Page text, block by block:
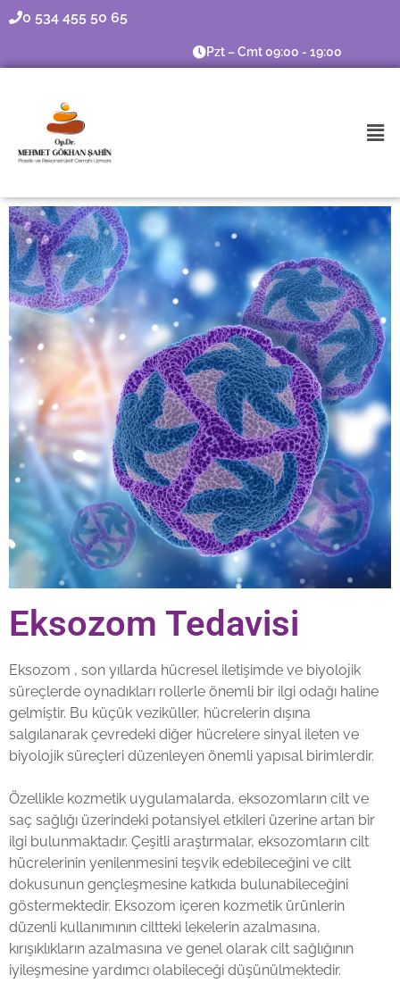
0 534 455 50 65
Pzt – Cmt 09:00 - 19:00
Eksozom Tedavisi
Eksozom , son yıllarda hücresel iletişimde ve biyolojik
süreçlerde oynadıkları rollerle önemli bir ilgi odağı haline
gelmiştir. Bu küçük veziküller, hücrelerin dışına
salgılanarak çevredeki diğer hücrelere sinyal ileten ve
biyolojik süreçleri düzenleyen önemli yapısal birimlerdir.
Özellikle kozmetik uygulamalarda, eksozomların cilt ve
saç sağlığı üzerindeki potansiyel etkileri üzerine artan bir
ilgi bulunmaktadır. Çeşitli araştırmalar, eksozomların cilt
hücrelerinin yenilenmesini teşvik edebileceğini ve cilt
dokusunun gençleşmesine katkıda bulunabileceğini
göstermektedir. Eksozom içeren kozmetik ürünlerin
düzenli kullanımının ciltteki lekelerin azalmasına,
kırışıklıkların azalmasına ve genel olarak cilt sağlığının
iyileşmesine yardımcı olabileceği düşünülmektedir.